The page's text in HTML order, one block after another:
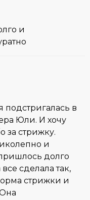
и
подстригалась в
Юли. И хочу
за стрижку.
и
долго
сделала так,
стрижки и